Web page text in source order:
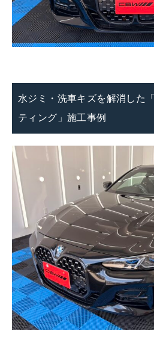
水ジミ・洗車キズを解消した
ティング」施工事例